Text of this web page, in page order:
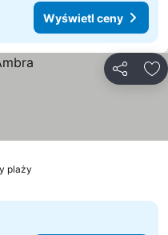
Wyświetl ceny
plaży